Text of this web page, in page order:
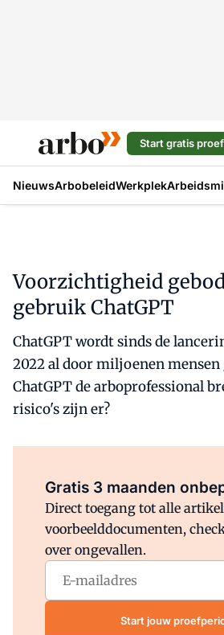
Start gratis
NieuwsArbobeleidWerkplek
Voorzichtigheid
gebruik ChatGPT
ChatGPT wordt sinds de
2022 al door miljoenen
ChatGPT de arboprofessional
risico's zijn er?
Gratis 3 maanden
Direct toegang tot alle
voorbeelddocumenten,
over ongevallen.
Start jouw